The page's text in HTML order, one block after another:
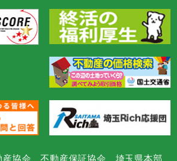
産協会 不動産保証協会 埼玉県本部